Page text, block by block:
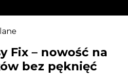
Fix – nowość na
bez pęknięć